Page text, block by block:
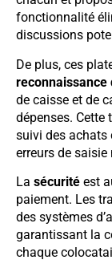
fonctionnalité
discussions
De plus, ces
reconnaissance
de caisse et de
dépenses.
suivi des achats
erreurs de saisie
La sécurité est
paiement. Les
des systèmes
garantissant la
chaque